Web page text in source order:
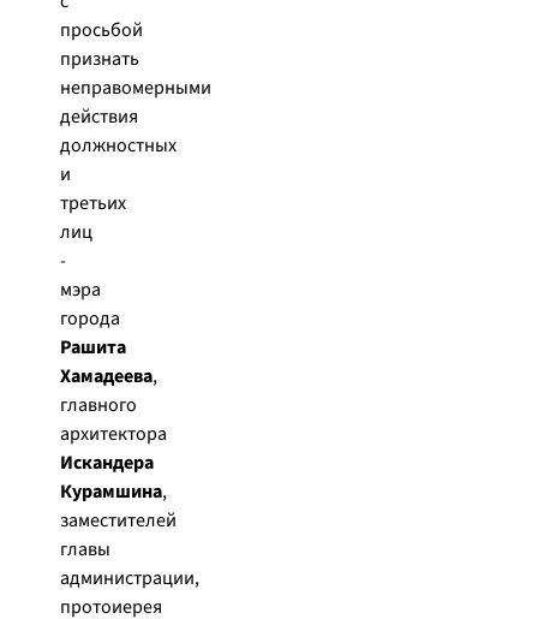
просьбой
признать
неправомерными
действия
должностных
и
третьих
лиц
-
мэра
города
Рашита
Хамадеева,
главного
архитектора
Искандера
Курамшина,
заместителей
главы
администрации,
протоиерея